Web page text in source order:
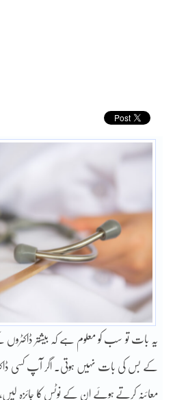
یہ بات تو سب کو معلوم ہے کہ بیشتر ڈاکٹروں
کے بس کی بات نہیں ہوتی۔ اگر آپ کسی
معائنہ کرتے ہوئے ان کے نوٹس کا جائزہ لیں،